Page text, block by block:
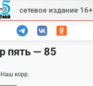
сетевое издание 16+
пять — 85
Наш корр.